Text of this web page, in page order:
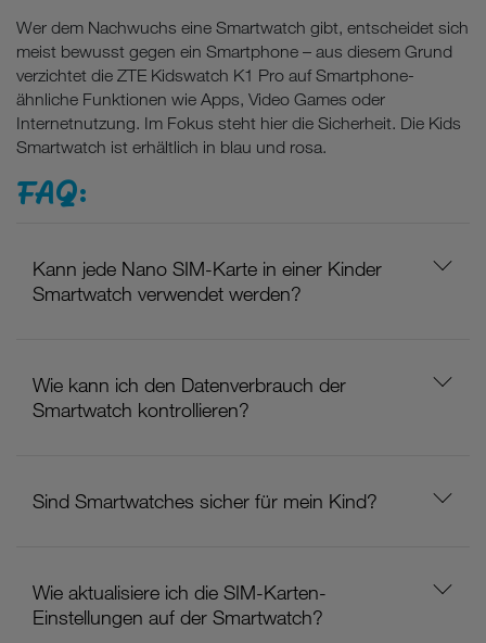
Wer dem Nachwuchs eine Smartwatch gibt, entscheidet sich
meist bewusst gegen ein Smartphone – aus diesem Grund
verzichtet die ZTE Kidswatch K1 Pro auf Smartphone-
ähnliche Funktionen wie Apps, Video Games oder
Internetnutzung. Im Fokus steht hier die Sicherheit. Die Kids
Smartwatch ist erhältlich in blau und rosa.
FAQ:
Kann jede Nano SIM-Karte in einer Kinder
Smartwatch verwendet werden?
Wie kann ich den Datenverbrauch der
Smartwatch kontrollieren?
Sind Smartwatches sicher für mein Kind?
Wie aktualisiere ich die SIM-Karten-
Einstellungen auf der Smartwatch?